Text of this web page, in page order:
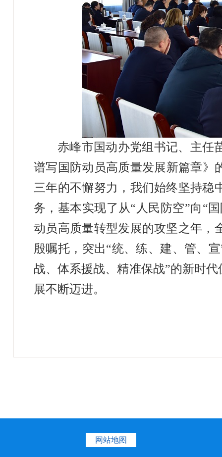
赤峰市国动办党组书记、主任
谱写国防动员高质量发展新篇章》
三年的不懈努力，我们始终坚持稳
务，基本实现了从“人民防空”向“
动员高质量转型发展的攻坚之年，
殷嘱托， 突出“统、练、建、管、
战、体系援战、精准保战”的新时
展不断迈进。
网站地图